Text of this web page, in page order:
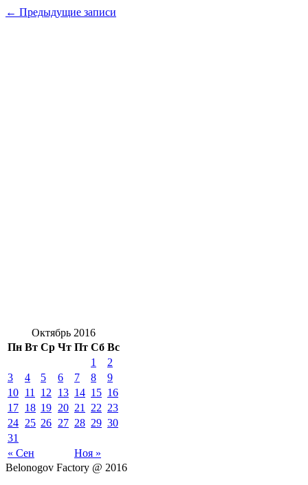
← Предыдущие записи
Октябрь 2016
Пн Вт Ср Чт Пт Сб Вс
« Сен Ноя »
1
2
3
4 5 6 7 8
9
10 11 12 13 14 15 16
17 18 19 20 21 22 23
24 25 26 27 28 29 30
31
Belonogov Factory @ 2016